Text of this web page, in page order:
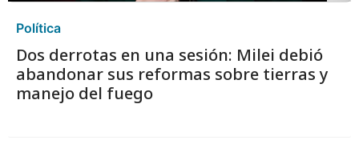
Política
Dos derrotas en una sesión: Milei debió
abandonar sus reformas sobre tierras y
manejo del fuego